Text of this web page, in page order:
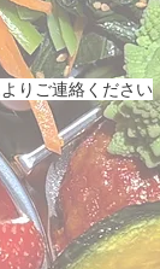
りご連絡ください